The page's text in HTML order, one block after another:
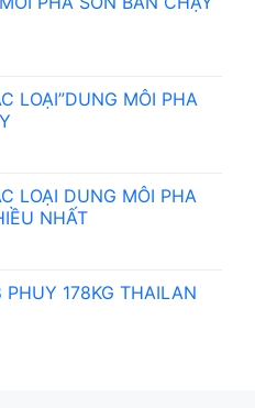
LOẠI”DUNG MÔI PHA
LOẠI DUNG MÔI PHA
NHẤT
178KG THAILAN